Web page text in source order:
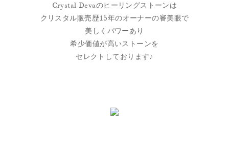
Crystal Devaのヒーリングストーンは
クリスタル販売歴15年のオーナーの審美眼で
美しくパワーあり
希少価値が高いストーンを
セレクトしております♪